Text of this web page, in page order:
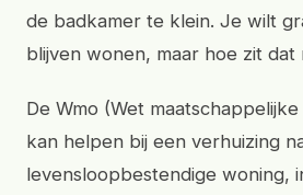
de badkamer te klein. Je wilt
blijven wonen, maar hoe zit dat
De Wmo (Wet
kan helpen bij een verhuizing
levensloopbestendige woning,